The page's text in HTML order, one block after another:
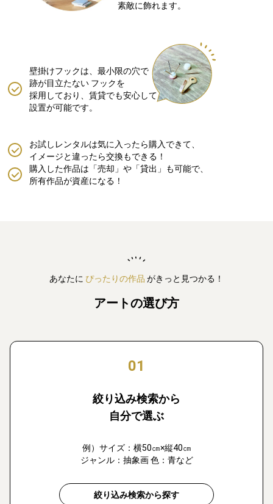
素敵に飾れます。
壁掛けフックは、最小限の穴で
跡が目立たない フックを
採用しており、賃貸でも安心して
設置が可能です。
購入した作品は「売却」や「貸出」も可能で、
所有作品が資産になる！
お試しレンタルは気に入ったら購入できて、
イメージと違ったら交換もできる！
あなたに ぴったりの作品 がきっと見つかる！
アートの選び方
01
絞り込み検索から
自分で選ぶ
例）サイズ：横50㎝×縦40㎝
ジャンル：抽象画 色：青など
絞り込み検索から探す